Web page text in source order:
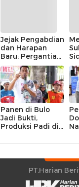
Jejak Pengabdian
dan Harapan
Baru: Pergantian
Kapolres Sidrap
dalam Perspektif
Karier Dua
Perwira
Panen di Bulo
Jadi Bukti,
Produksi Padi di
Kecamatan
Rekor
PeningkatanPT.Harian